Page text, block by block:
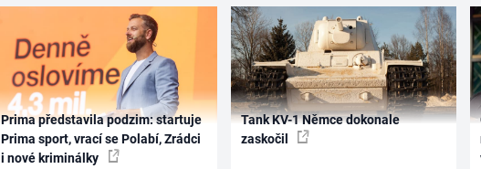
Prima představila podzim: startuje
Prima sport, vrací se Polabí, Zrádci
i nové kriminálky
Tank KV-1 Němce dokonale
zaskočil